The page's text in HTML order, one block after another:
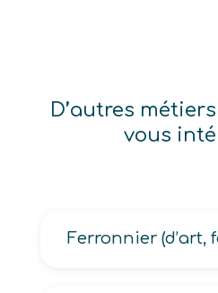
D’autres
vous
Ferronnier (d’art,